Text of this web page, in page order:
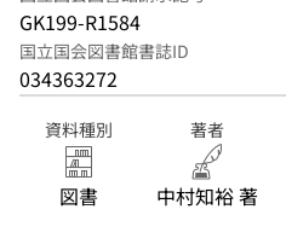
GK199-R1584
国立国会図書館書誌ID
034363272
資料種別
図書
著者
中村知裕 著